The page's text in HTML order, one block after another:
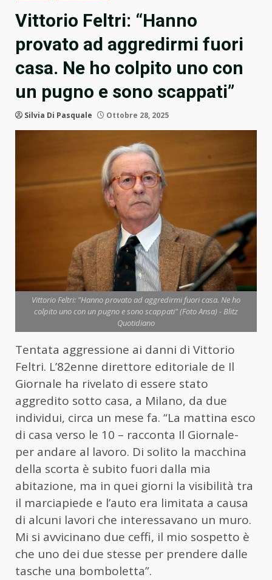
Vittorio Feltri: “Hanno
provato ad aggredirmi fuori
casa. Ne ho colpito uno con
un pugno e sono scappati”
Silvia Di Pasquale Ottobre 28, 2025
Vittorio Feltri: "Hanno provato ad aggredirmi fuori casa. Ne ho
colpito uno con un pugno e sono scappati" (Foto Ansa) - Blitz
Quotidiano
Tentata aggressione ai danni di Vittorio
Feltri. L’82enne direttore editoriale de Il
Giornale ha rivelato di essere stato
aggredito sotto casa, a Milano, da due
individui, circa un mese fa. “La mattina esco
di casa verso le 10 – racconta Il Giornale-
per andare al lavoro. Di solito la macchina
della scorta è subito fuori dalla mia
abitazione, ma in quei giorni la visibilità tra
il marciapiede e l’auto era limitata a causa
di alcuni lavori che interessavano un muro.
Mi si avvicinano due ceffi, il mio sospetto è
che uno dei due stesse per prendere dalle
tasche una bomboletta”.